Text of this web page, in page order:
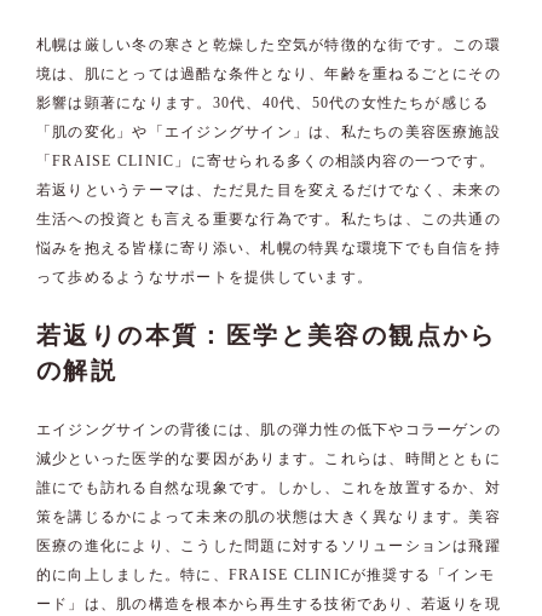
札幌は厳しい冬の寒さと乾燥した空気が特徴的な街です。この環
境は、肌にとっては過酷な条件となり、年齢を重ねるごとにその
影響は顕著になります。30代、40代、50代の女性たちが感じる
「肌の変化」や「エイジングサイン」は、私たちの美容医療施設
「FRAISE CLINIC」に寄せられる多くの相談内容の一つです。
若返りというテーマは、ただ見た目を変えるだけでなく、未来の
生活への投資とも言える重要な行為です。私たちは、この共通の
悩みを抱える皆様に寄り添い、札幌の特異な環境下でも自信を持
って歩めるようなサポートを提供しています。
若返りの本質：医学と美容の観点から
の解説
エイジングサインの背後には、肌の弾力性の低下やコラーゲンの
減少といった医学的な要因があります。これらは、時間とともに
誰にでも訪れる自然な現象です。しかし、これを放置するか、対
策を講じるかによって未来の肌の状態は大きく異なります。美容
医療の進化により、こうした問題に対するソリューションは飛躍
的に向上しました。特に、FRAISE CLINICが推奨する「インモ
ード」は、肌の構造を根本から再生する技術であり、若返りを現